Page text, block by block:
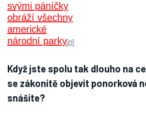
Když jste spolu tak dlouho na
se zákonitě objevit ponorková
snášíte?